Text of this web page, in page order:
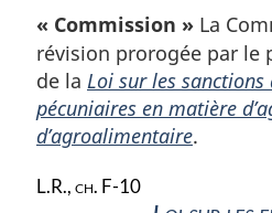
g
i
n
a
e
« Commission » La
révision prorogée par le
de la Loi sur les
pécuniaires en matière
d’agroalimentaire.
L.R., ch. F-10